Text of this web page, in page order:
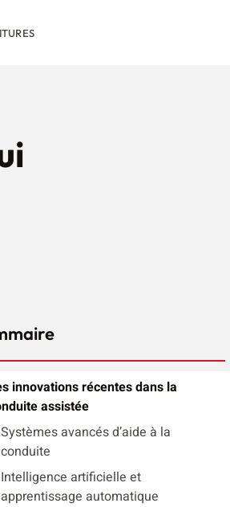
innovations récentes dans la
assistée
Systèmes avancés d’aide à la
conduite
Intelligence artificielle et
apprentissage automatique